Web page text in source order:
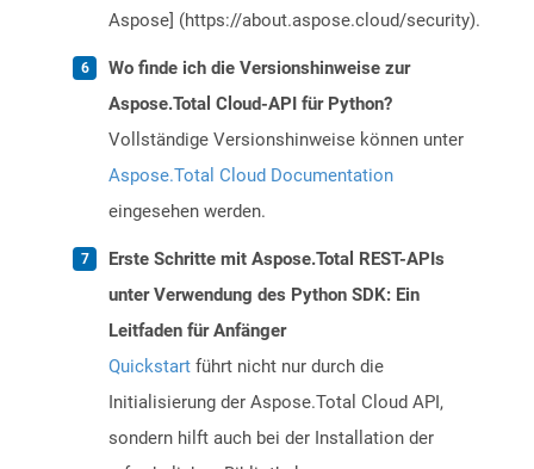
Aspose] (https://about.aspose.cloud/security).
Wo finde ich die Versionshinweise zur
Aspose.Total Cloud-API für Python?
Vollständige Versionshinweise können unter
Aspose.Total Cloud Documentation
eingesehen werden.
Erste Schritte mit Aspose.Total REST-APIs
unter Verwendung des Python SDK: Ein
Leitfaden für Anfänger
Quickstart führt nicht nur durch die
Initialisierung der Aspose.Total Cloud API,
sondern hilft auch bei der Installation der